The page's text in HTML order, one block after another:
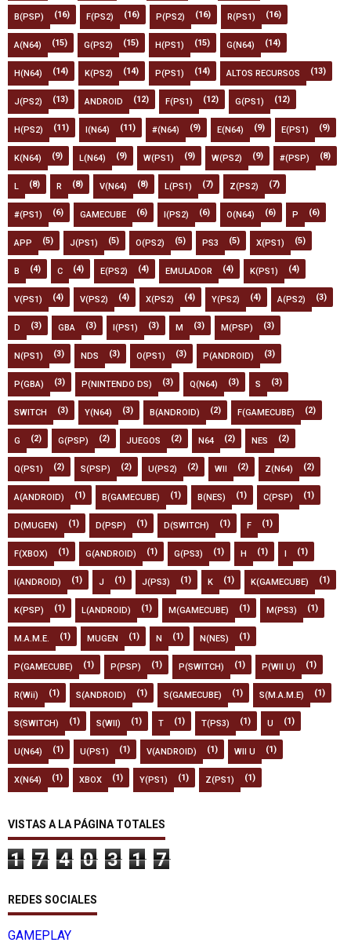
B(PSP) (16) F(PS2) (16) P(PS2) (16) R(PS1) (16)
A(N64) (15) G(PS2) (15) H(PS1) (15) G(N64) (14)
H(N64) (14) K(PS2) (14) P(PS1) (14) ALTOS RECURSOS (13)
J(PS2) (13) ANDROID (12) F(PS1) (12) G(PS1) (12)
H(PS2) (11) I(N64) (11) #(N64) (9) E(N64) (9) E(PS1) (9)
K(N64) (9) L(N64) (9) W(PS1) (9) W(PS2) (9) #(PSP) (8)
L (8) R (8) V(N64) (8) L(PS1) (7) Z(PS2) (7)
#(PS1) (6) GAMECUBE (6) I(PS2) (6) O(N64) (6) P (6)
APP (5) J(PS1) (5) O(PS2) (5) PS3 (5) X(PS1) (5)
B (4) C (4) E(PS2) (4) EMULADOR (4) K(PS1) (4)
V(PS1) (4) V(PS2) (4) X(PS2) (4) Y(PS2) (4) A(PS2) (3)
D (3) GBA (3) I(PS1) (3) M (3) M(PSP) (3)
N(PS1) (3) NDS (3) O(PS1) (3) P(ANDROID) (3)
P(GBA) (3) P(NINTENDO DS) (3) Q(N64) (3) S (3)
SWITCH (3) Y(N64) (3) B(ANDROID) (2) F(GAMECUBE) (2)
G (2) G(PSP) (2) JUEGOS (2) N64 (2) NES (2)
Q(PS1) (2) S(PSP) (2) U(PS2) (2) WII (2) Z(N64) (2)
A(ANDROID) (1) B(GAMECUBE) (1) B(NES) (1) C(PSP) (1)
D(MUGEN) (1) D(PSP) (1) D(SWITCH) (1) F (1)
F(XBOX) (1) G(ANDROID) (1) G(PS3) (1) H (1) (1)
I(ANDROID) (1) J (1) J(PS3) (1) K (1) K(GAMECUBE) (1)
K(PSP) (1) L(ANDROID) (1) M(GAMECUBE) (1) M(PS3) (1)
M.A.M.E. (1) MUGEN (1) N (1) N(NES) (1)
P(GAMECUBE) (1) P(PSP) (1) P(SWITCH) (1) P(WII U) (1)
R(Wii) (1) S(ANDROID) (1) S(GAMECUBE) (1) S(M.A.M.E) (1)
S(SWITCH) (1) S(WII) (1) T (1) T(PS3) (1) U (1)
U(N64) (1) U(PS1) (1) V(ANDROID) (1) WII U (1)
X(N64) (1) XBOX (1) Y(PS1) (1) Z(PS1) (1)
VISTAS A LA PÁGINA TOTALES
1 7 4 0 3 1 7
REDES SOCIALES
GAMEPLAY